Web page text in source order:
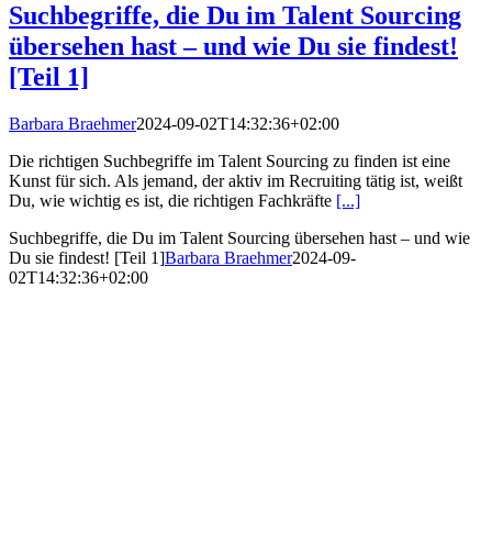
Suchbegriffe, die Du im Talent Sourcing
übersehen hast – und wie Du sie findest!
[Teil 1]
Barbara Braehmer2024-09-02T14:32:36+02:00
Die richtigen Suchbegriffe im Talent Sourcing zu finden ist eine
Kunst für sich. Als jemand, der aktiv im Recruiting tätig ist, weißt
Du, wie wichtig es ist, die richtigen Fachkräfte [...]
Suchbegriffe, die Du im Talent Sourcing übersehen hast – und wie
Du sie findest! [Teil 1]Barbara Braehmer2024-09-
02T14:32:36+02:00